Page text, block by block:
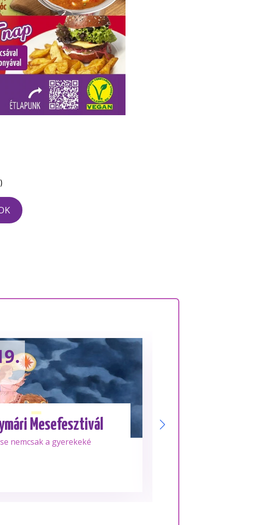
Mesefesztivál
nemcsak a gyerekeké